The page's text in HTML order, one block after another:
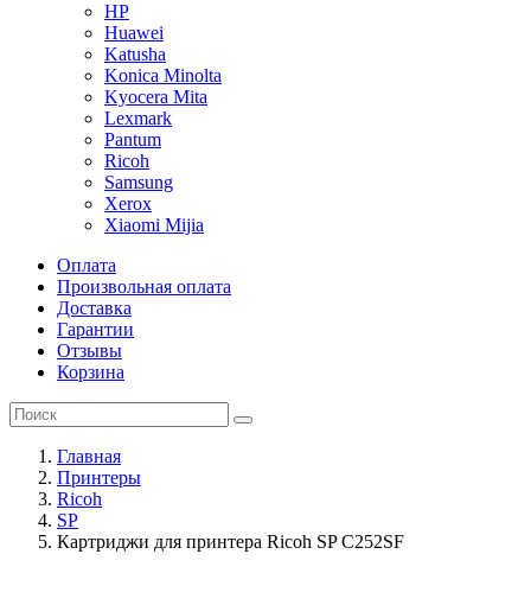
HP
Huawei
Katusha
Konica Minolta
Kyocera Mita
Lexmark
Pantum
Ricoh
Samsung
Xerox
Xiaomi Mijia
Оплата
Произвольная оплата
Доставка
Гарантии
Отзывы
Корзина
Главная
Принтеры
Ricoh
SP
Картриджи для принтера Ricoh SP C252SF